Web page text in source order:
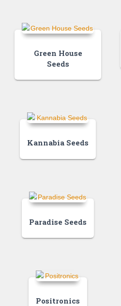
Green House
Seeds
Kannabia Seeds
Paradise Seeds
Positronics